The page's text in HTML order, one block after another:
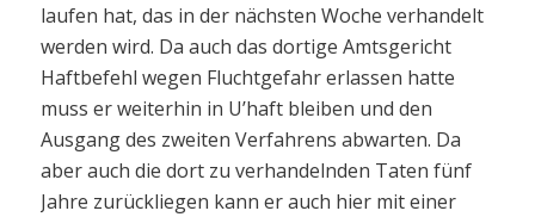
laufen hat, das in der nächsten Woche verhandelt
werden wird. Da auch das dortige Amtsgericht
Haftbefehl wegen Fluchtgefahr erlassen hatte
muss er weiterhin in U’haft bleiben und den
Ausgang des zweiten Verfahrens abwarten. Da
aber auch die dort zu verhandelnden Taten fünf
Jahre zurückliegen kann er auch hier mit einer